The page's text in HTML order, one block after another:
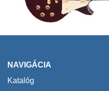
NAVIGÁCIA
Katalóg